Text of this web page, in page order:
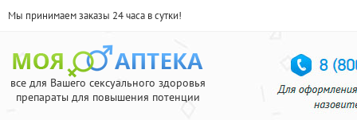
Мы принимаем заказы 24 часа в сутки!
все для Вашего сексуального здоровья
препараты для повышения потенции